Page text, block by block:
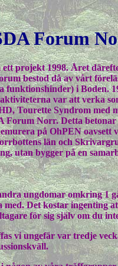
Forum
projekt 1998. Året
bestod då av vårt
i Boden.
var att verka
Tourette Syndrom med
Norr. Detta
på OhPEN
län och
utan bygger på en
ungdomar omkring 1
Det kostar ingenting
för sig själv om du
vi ungefär var tredje